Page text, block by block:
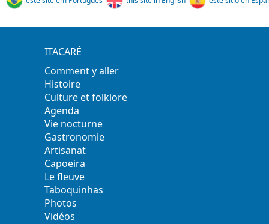
ITACARÉ
Comment y aller
Histoire
Culture et folklore
Agenda
Vie nocturne
Gastronomie
Artisanat
Capoeira
Le fleuve
Taboquinhas
Photos
Vidéos